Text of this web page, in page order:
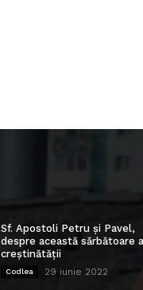
Sf. Apostoli Petru și Pavel,
despre această sărbătoare a
creștinătății
Codlea 29 iunie 2022